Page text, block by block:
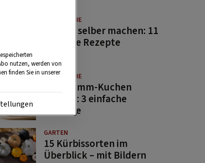
GUTE KÜCHE
Saucen selber machen: 11
beliebte Rezepte
GUTE KÜCHE
Osterlamm-Kuchen
backen: 3 einfache
Rezepte
GARTEN
15 Kürbissorten im
Überblick – mit Bildern
nutzen, werden von
finden Sie in unserer